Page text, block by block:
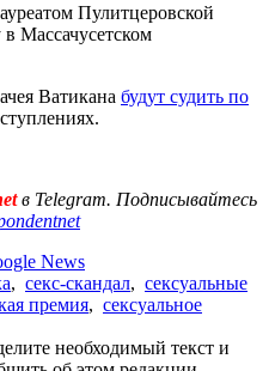
Пулитцеровской
Массачусетском
Ватикана будут судить по
в Telegram. Подписывайтесь
News
, секс-скандал, сексуальные
премия, сексуальное
необходимый текст и